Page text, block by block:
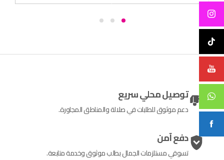
توصيل محلي سريع
دعم موثوق للطلبات في صلالة والمناطق المجاورة.
دفع آمن
تسوقي مستلزمات الجمال بطلب موثوق وخدمة متابعة.